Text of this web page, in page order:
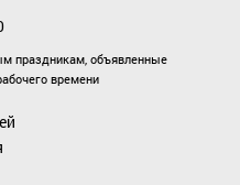
праздникам, объявленные
времени